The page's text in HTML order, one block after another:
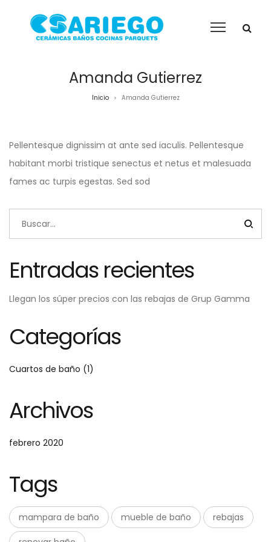
Amanda Gutierrez
Inicio > Amanda Gutierrez
Pellentesque dignissim at ante sed iaculis. Pellentesque
habitant morbi tristique senectus et netus et malesuada
fames ac turpis egestas. Sed sod
Entradas recientes
Llegan los súper precios con las rebajas de Grup Gamma
Categorías
Cuartos de baño (1)
Archivos
febrero 2020
Tags
mampara de baño mueble de baño rebajas